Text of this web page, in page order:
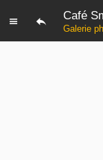
Café
Galerie